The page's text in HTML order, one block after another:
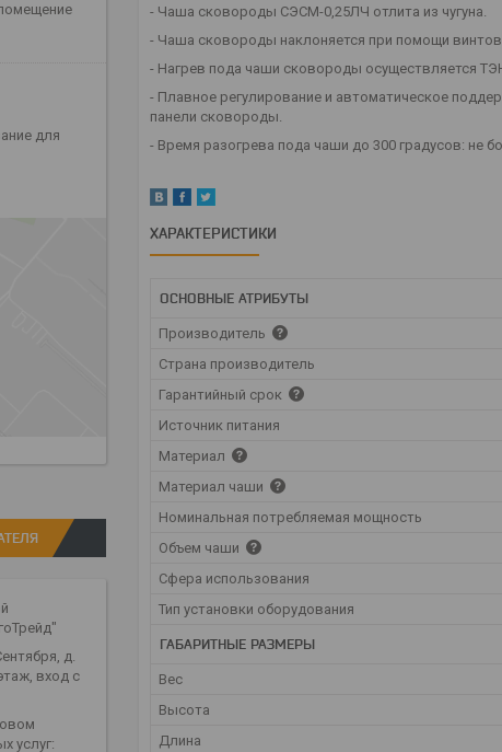
- Чаша сковороды СЭСМ-0,25ЛЧ отлита из чугуна.
- Чаша сковороды наклоняется при помощи
- Нагрев пода чаши сковороды осуществляется
- Плавное регулирование и автоматическое
панели сковороды.
- Время разогрева пода чаши до 300 градусов: не
ХАРАКТЕРИСТИКИ
ОСНОВНЫЕ АТРИБУТЫ
Производитель
Страна производитель
Гарантийный срок
Источник питания
Материал
Материал чаши
Номинальная потребляемая мощность
Объем чаши
Сфера использования
Тип установки оборудования
ГАБАРИТНЫЕ РАЗМЕРЫ
Вес
Высота
Длина
для
д.
вход с
услуг: